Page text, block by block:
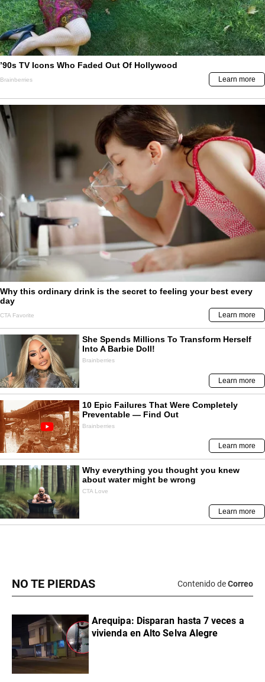
NO TE PIERDAS Contenido deCorreo
Arequipa: Disparan hasta 7 veces a
vivienda en Alto Selva Alegre